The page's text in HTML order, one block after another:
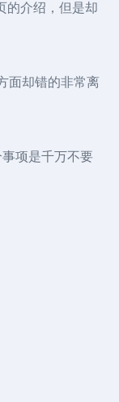
的介绍，但是却
面却错的非常离
项是千万不要